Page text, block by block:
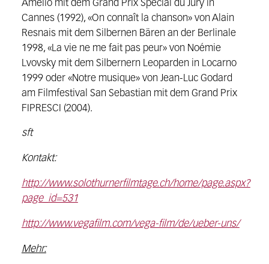
Amelio mit dem Grand Prix Spécial du Jury in
Cannes (1992), «On connaît la chanson» von Alain
Resnais mit dem Silbernen Bären an der Berlinale
1998, «La vie ne me fait pas peur» von Noémie
Lvovsky mit dem Silbernern Leoparden in Locarno
1999 oder «Notre musique» von Jean-Luc Godard
am Filmfestival San Sebastian mit dem Grand Prix
FIPRESCI (2004).
sft
Kontakt:
http://www.solothurnerfilmtage.ch/home/page.aspx?
page_id=531
http://www.vegafilm.com/vega-film/de/ueber-uns/
Mehr: